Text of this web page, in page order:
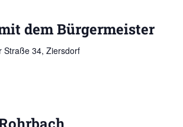
dem Bürgermeister
Straße 34, Ziersdorf